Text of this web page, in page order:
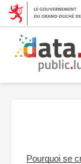
Pourquoi se